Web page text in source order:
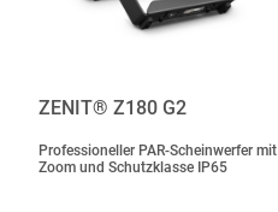
ZENIT® Z180 G2
Professioneller PAR-Scheinwerfer mit
Zoom und Schutzklasse IP65